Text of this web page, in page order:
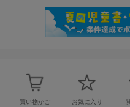
買い物かご お気に入り